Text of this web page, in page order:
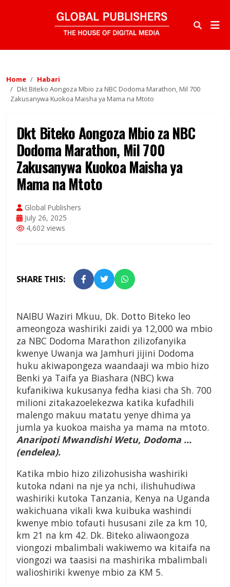
Home
Habari
Dkt Biteko Aongoza Mbio za NBC Dodoma Marathon, Mil 700
Zakusanywa Kuokoa Maisha ya Mama na Mtoto
Dkt Biteko Aongoza Mbio za NBC
Dodoma Marathon, Mil 700
Zakusanywa Kuokoa Maisha ya
Mama na Mtoto
Global Publishers
July 26, 2025
4,602 views
SHARE THIS:
NAIBU Waziri Mkuu, Dk. Dotto Biteko leo
ameongoza washiriki zaidi ya 12,000 wa mbio
za NBC Dodoma Marathon zilizofanyika
kwenye Uwanja wa Jamhuri jijini Dodoma
huku akiwapongeza waandaaji wa mbio hizo
Benki ya Taifa ya Biashara (NBC) kwa
kufanikiwa kukusanya fedha kiasi cha Sh. 700
milioni zitakazoelekezwa katika kufadhili
malengo makuu matatu yenye dhima ya
jumla ya kuokoa maisha ya mama na mtoto.
Anaripoti Mwandishi Wetu, Dodoma …
(endelea).
Katika mbio hizo zilizohusisha washiriki
kutoka ndani na nje ya nchi, ilishuhudiwa
washiriki kutoka Tanzania, Kenya na Uganda
wakichuana vikali kwa kuibuka washindi
kwenye mbio tofauti hususani zile za km 10,
km 21 na km 42. Dk. Biteko aliwaongoza
viongozi mbalimbali wakiwemo wa kitaifa na
viongozi wa taasisi na mashirika mbalimbali
walioshiriki kwenye mbio za KM 5.